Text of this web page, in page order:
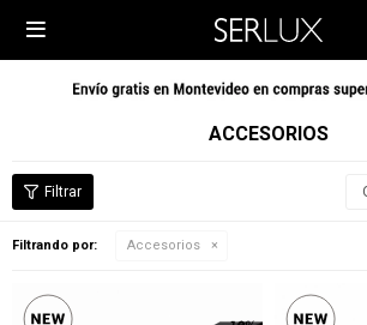

ACCESORIOS
Filtrando por: Accesorios